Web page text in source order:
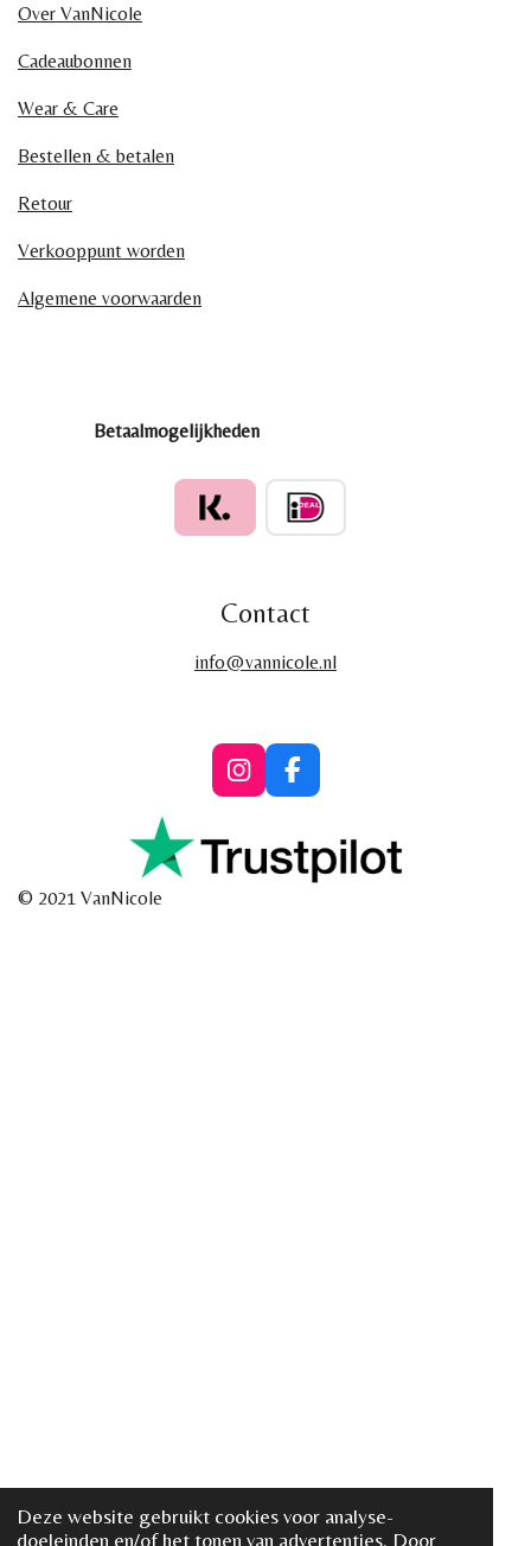
Deze website gebruikt cookies voor analyse-
doeleinden en/of het tonen van advertenties. Door
Over VanNicole
Cadeaubonnen
Wear & Care
Bestellen & betalen
Retour
Verkooppunt worden
Algemene voorwaarden
Betaalmogelijkheden
Contact
info@vannicole.nl
I
n
t
a
F
a
e
b
© 2021 VanNicole